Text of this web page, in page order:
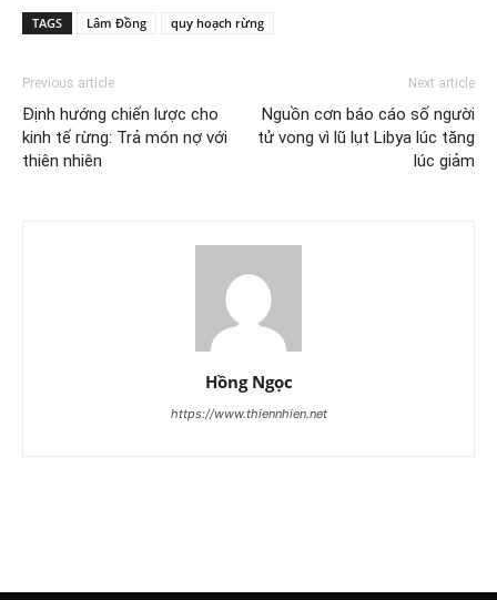
TAGS Lâm Đồng quy hoạch rừng
Previous article
Định hướng chiến lược cho
kinh tế rừng: Trả món nợ với
thiên nhiên
Next article
Nguồn cơn báo cáo số người
tử vong vì lũ lụt Libya lúc tăng
lúc giảm
Hồng Ngọc
https://www.thiennhien.net